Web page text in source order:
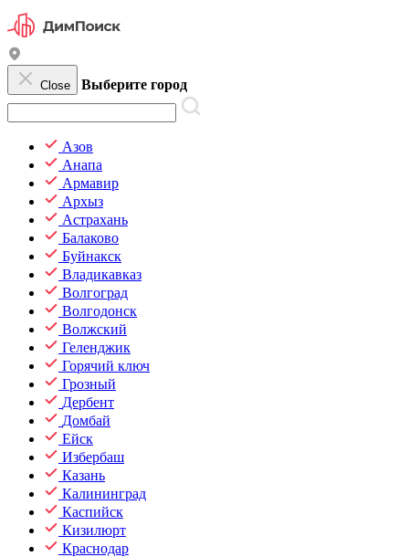
Close Выберите город
Азов
Анапа
Армавир
Архыз
Астрахань
Балаково
Буйнакск
Владикавказ
Волгоград
Волгодонск
Волжский
Геленджик
Горячий ключ
Грозный
Дербент
Домбай
Ейск
Избербаш
Казань
Калининград
Каспийск
Кизилюрт
Краснодар